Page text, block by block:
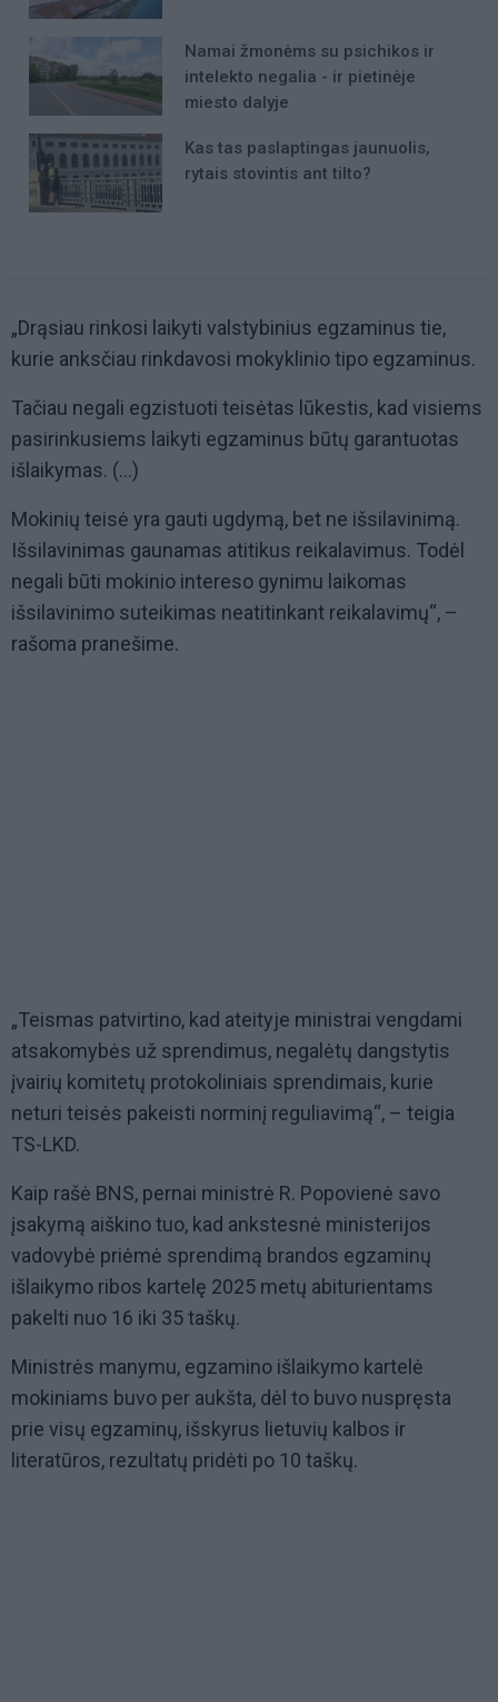
Namai žmonėms su psichikos ir
intelekto negalia - ir pietinėje
miesto dalyje
Kas tas paslaptingas jaunuolis,
rytais stovintis ant tilto?
„Drąsiau rinkosi laikyti valstybinius egzaminus tie,
kurie anksčiau rinkdavosi mokyklinio tipo egzaminus.
Tačiau negali egzistuoti teisėtas lūkestis, kad visiems
pasirinkusiems laikyti egzaminus būtų garantuotas
išlaikymas. (...)
Mokinių teisė yra gauti ugdymą, bet ne išsilavinimą.
Išsilavinimas gaunamas atitikus reikalavimus. Todėl
negali būti mokinio intereso gynimu laikomas
išsilavinimo suteikimas neatitinkant reikalavimų“, –
rašoma pranešime.
„Teismas patvirtino, kad ateityje ministrai vengdami
atsakomybės už sprendimus, negalėtų dangstytis
įvairių komitetų protokoliniais sprendimais, kurie
neturi teisės pakeisti norminį reguliavimą“, – teigia
TS-LKD.
Kaip rašė BNS, pernai ministrė R. Popovienė savo
įsakymą aiškino tuo, kad ankstesnė ministerijos
vadovybė priėmė sprendimą brandos egzaminų
išlaikymo ribos kartelę 2025 metų abiturientams
pakelti nuo 16 iki 35 taškų.
Ministrės manymu, egzamino išlaikymo kartelė
mokiniams buvo per aukšta, dėl to buvo nuspręsta
prie visų egzaminų, išskyrus lietuvių kalbos ir
literatūros, rezultatų pridėti po 10 taškų.